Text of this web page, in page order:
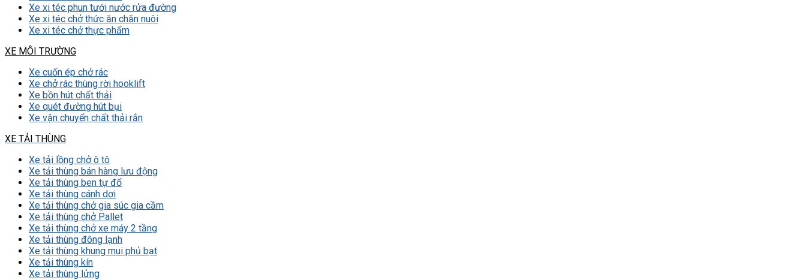
Xe xi téc phun tưới nước rửa đường
Xe xi téc chở thức ăn chăn nuôi
Xe xi téc chở thực phẩm
XE MÔI TRƯỜNG
Xe cuốn ép chở rác
Xe chở rác thùng rời hooklift
Xe bồn hút chất thải
Xe quét đường hút bụi
Xe vận chuyển chất thải rắn
XE TẢI THÙNG
Xe tải lồng chở ô tô
Xe tải thùng bán hàng lưu động
Xe tải thùng ben tự đổ
Xe tải thùng cánh dơi
Xe tải thùng chở gia súc gia cầm
Xe tải thùng chở Pallet
Xe tải thùng chở xe máy 2 tầng
Xe tải thùng đông lạnh
Xe tải thùng khung mui phủ bạt
Xe tải thùng kín
Xe tải thùng lửng